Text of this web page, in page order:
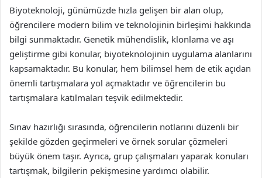
Biyoteknoloji, günümüzde hızla gelişen bir alan olup,
öğrencilere modern bilim ve teknolojinin birleşimi hakkında
bilgi sunmaktadır. Genetik mühendislik, klonlama ve aşı
geliştirme gibi konular, biyoteknolojinin uygulama alanlarını
kapsamaktadır. Bu konular, hem bilimsel hem de etik açıdan
önemli tartışmalara yol açmaktadır ve öğrencilerin bu
tartışmalara katılmaları teşvik edilmektedir.
Sınav hazırlığı sırasında, öğrencilerin notlarını düzenli bir
şekilde gözden geçirmeleri ve örnek sorular çözmeleri
büyük önem taşır. Ayrıca, grup çalışmaları yaparak konuları
tartışmak, bilgilerin pekişmesine yardımcı olabilir.